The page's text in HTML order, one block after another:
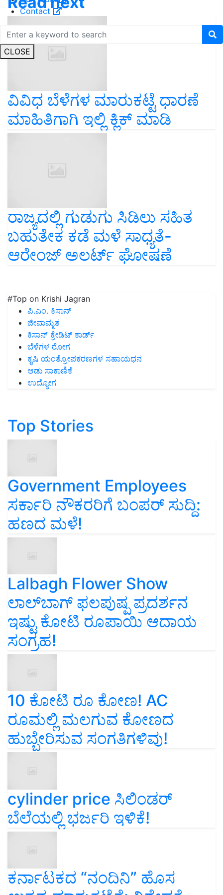
Contact
CLOSE
ವಿವಿಧ ಬೆಳೆಗಳ ಮಾರುಕಟ್ಟೆ ಧಾರಣೆ
ಮಾಹಿತಿಗಾಗಿ ಇಲ್ಲಿ ಕ್ಲಿಕ್ ಮಾಡಿ
ರಾಜ್ಯದಲ್ಲಿ ಗುಡುಗು ಸಿಡಿಲು ಸಹಿತ
ಬಹುತೇಕ ಕಡೆ ಮಳೆ ಸಾಧ್ಯತೆ-
ಆರೇಂಜ್ ಅಲರ್ಟ್ ಘೋಷಣೆ
#Top on Krishi Jagran
ಪಿ.ಎಂ. ಕಿಸಾನ್
ಜೀವಾಮೃತ
ಕಿಸಾನ್ ಕ್ರೇಡಿಟ್ ಕಾರ್ಡ್
ಬೆಳೆಗಳ ರೋಗ
ಕೃಷಿ ಯಂತ್ರೋಪಕರಣಗಳ ಸಹಾಯಧನ
ಆಡು ಸಾಕಾಣಿಕೆ
ಉದ್ಯೋಗ
Top Stories
Government Employees
ಸರ್ಕಾರಿ ನೌಕರರಿಗೆ ಬಂಪರ್‌ ಸುದ್ದಿ:
ಹಣದ ಮಳೆ!
Lalbagh Flower Show
ಲಾಲ್‌ಬಾಗ್ ಫಲಪುಷ್ಪ ಪ್ರದರ್ಶನ
ಇಷ್ಟು ಕೋಟಿ ರೂಪಾಯಿ ಆದಾಯ
ಸಂಗ್ರಹ!
10 ಕೋಟಿ ರೂ ಕೋಣ! AC
ರೂಮಲ್ಲಿ ಮಲಗುವ ಕೋಣದ
ಹುಬ್ಬೇರಿಸುವ ಸಂಗತಿಗಳಿವು!
cylinder price ಸಿಲಿಂಡರ್‌
ಬೆಲೆಯಲ್ಲಿ ಭರ್ಜರಿ ಇಳಿಕೆ!
ಕರ್ನಾಟಕದ “ನಂದಿನಿ” ಹೊಸ